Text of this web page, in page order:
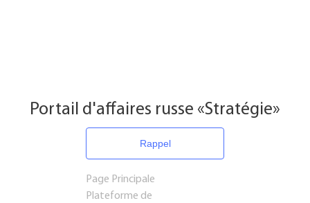
Portail d'affaires russe «Stratégie»
Rappel
Page Principale
Plateforme de